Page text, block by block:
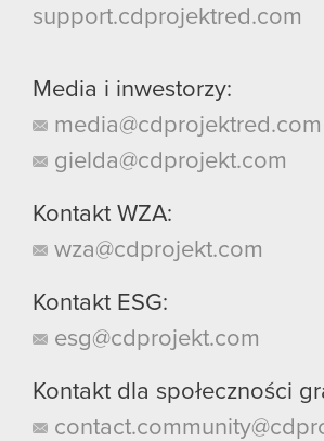
support.cdprojektred.com
Media i inwestorzy:
media@cdprojektred.com
gielda@cdprojekt.com
Kontakt WZA:
wza@cdprojekt.com
Kontakt ESG:
esg@cdprojekt.com
Kontakt dla społeczności